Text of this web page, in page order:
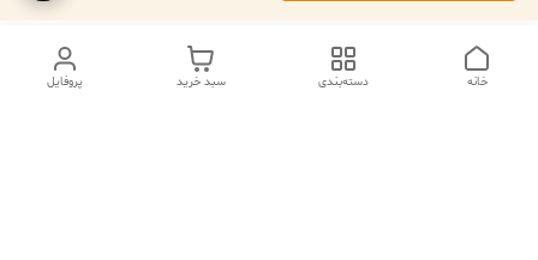
پروفایل سبد خرید دسته‌بندی خانه